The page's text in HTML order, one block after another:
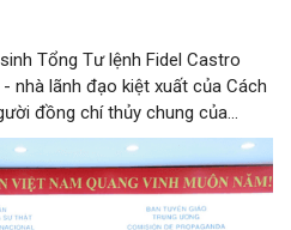
Tổng Tư lệnh Fidel Castro
nhà lãnh đạo kiệt xuất của Cách
đồng chí thủy chung của
Nam, chiều 5/8, tại Hà Nội,
Sự thật phối hợp với Ban Tuyên
thiệu bộ sách “Tuyển tập các
lệnh Fidel Castro Ruz” gồm 24